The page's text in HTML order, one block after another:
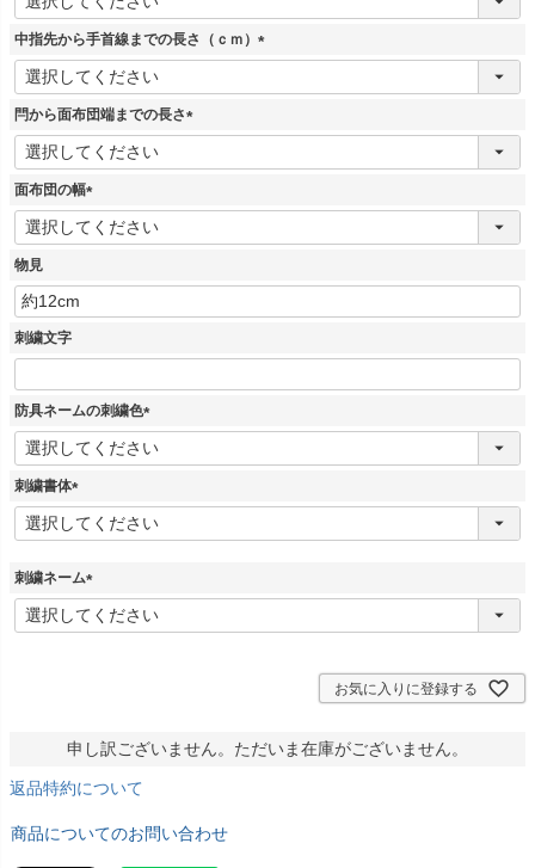
須
中指先から手首線までの長さ（ｃｍ）
(
閂から面布団端までの長さ
(
面布団の幅
(
必
物見
刺繍文字
防具ネームの刺繍色
(
必
刺繍書体
(
必
)
刺繍ネーム
(
必
お気に入りに登録する
申し訳ございません。ただいま在庫がございません。
返品特約について
商品についてのお問い合わせ